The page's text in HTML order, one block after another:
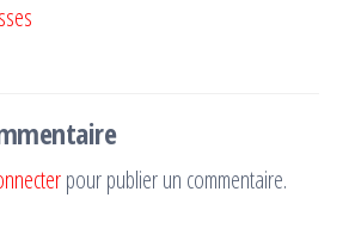
pour publier un commentaire.